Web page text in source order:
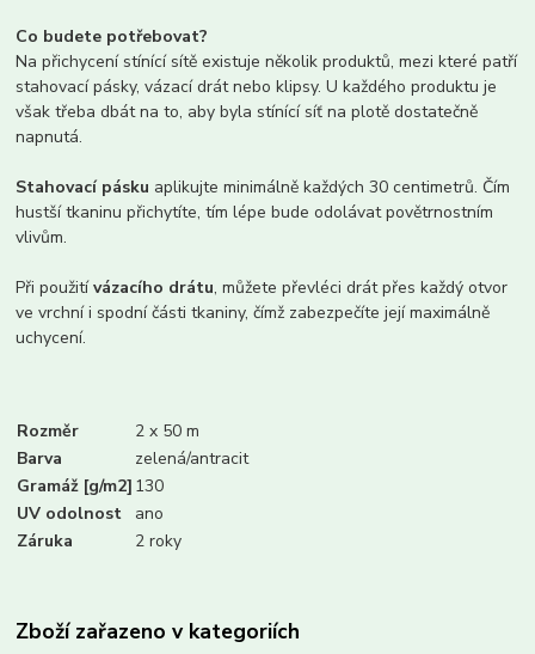
Co budete potřebovat?
Na přichycení stínící sítě existuje několik produktů, mezi které patří
stahovací pásky, vázací drát nebo klipsy. U každého produktu je
však třeba dbát na to, aby byla stínící síť na plotě dostatečně
napnutá.
Stahovací pásku aplikujte minimálně každých 30 centimetrů. Čím
hustší tkaninu přichytíte, tím lépe bude odolávat povětrnostním
vlivům.
Při použitívázacího drátu, můžete převléci drát přes každý otvor
ve vrchní i spodní části tkaniny, čímž zabezpečíte její maximálně
uchycení.
Rozměr
2 x 50 m
Barva
zelená/antracit
Gramáž [g/m2] 130
UV odolnost
ano
Záruka
2 roky
Zboží zařazeno v kategoriích